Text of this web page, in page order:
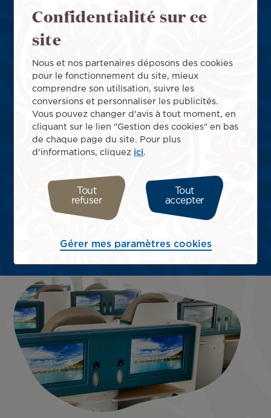
La classe Poerava Business a été
spécialement pensée pour vous
immerger dans la beauté de nos
Confidentialité sur ce
site
Nous et nos partenaires déposons des cookies
pour le fonctionnement du site, mieux
comprendre son utilisation, suivre les
conversions et personnaliser les publicités.
Vous pouvez changer d'avis à tout moment, en
cliquant sur le lien "Gestion des cookies" en bas
de chaque page du site. Pour plus
d'informations, cliquez ici.
Tout
refuser
Tout
accepter
Gérer mes paramètres cookies